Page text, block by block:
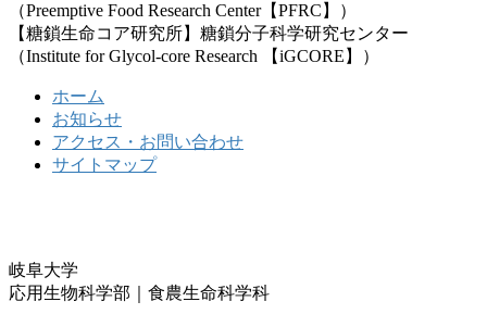
（Preemptive Food Research Center【PFRC】）
【糖鎖生命コア研究所】糖鎖分子科学研究センター
（Institute for Glycol-core Research 【iGCORE】）
ホーム
お知らせ
アクセス・お問い合わせ
サイトマップ
岐阜大学
応用生物科学部｜食農生命科学科